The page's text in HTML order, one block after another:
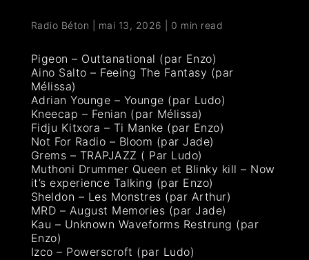
Radio Béton mai 13, 2026 0 min read
Pigeon – Outtanational (par Enzo)
Aino Salto – Feeing The Fantasy (par
Mélissa)
Adrian Younge – Younge (par Ludo)
Kneecap – Fenian (par Mélissa)
Fidju Kitxora – Ti Manke (par Enzo)
Not For Radio – Bloom (par Jade)
Grems – TRAPJAZZ ( Par Ludo)
Muthoni Drummer Queen et Blinky kill – Now
it’s experience Talking (par Enzo)
Sheldon – Les Monstres (par Arthur)
MRD – August Memories (par Jade)
Kau – Unknown Waveforms Restrung (par
Enzo)
Izco – Powerscroft (par Ludo)